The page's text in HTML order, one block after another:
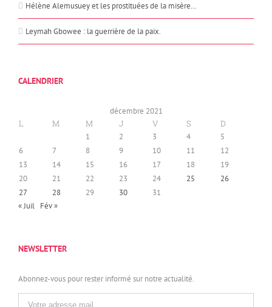
Hélène Alemusuey et les prostituées de la misère…
Leymah Gbowee : la guerrière de la paix.
CALENDRIER
décembre 2021
L M M J V S D
1 2 3 4
5
6
7 8 9 10 11
12
13
14 15 16 17 18
19
20
21 22 23 24 25
26
27
28 29 30
31
« Juil Fév »
NEWSLETTER
Abonnez-vous pour rester informé sur notre actualité.